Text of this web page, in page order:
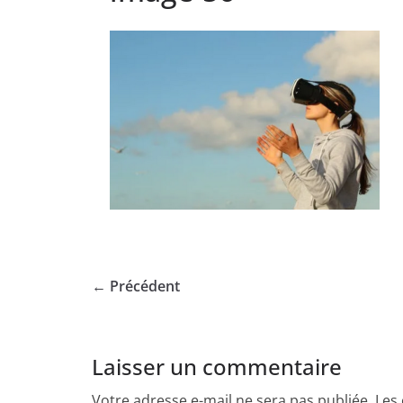
← Précédent
Laisser un commentaire